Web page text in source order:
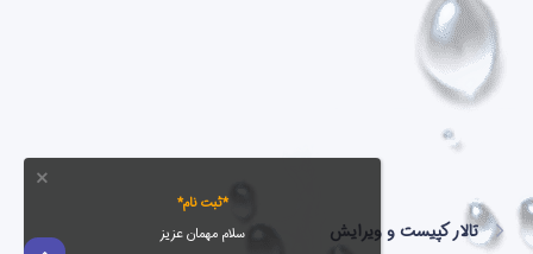
تالار کپیست و ویرایش
*ثبت نام*
سلام مهمان عزیز